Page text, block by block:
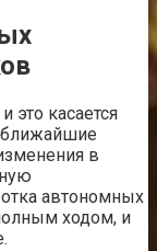
это касается
ближайшие
в
автономных
ходом, и